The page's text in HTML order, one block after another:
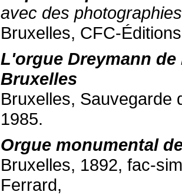
avec des
Bruxelles, CFC-
L'orgue Dreymann
Bruxelles
Bruxelles,
1985.
Orgue monumental
Bruxelles, 1892, fac-
Ferrard,